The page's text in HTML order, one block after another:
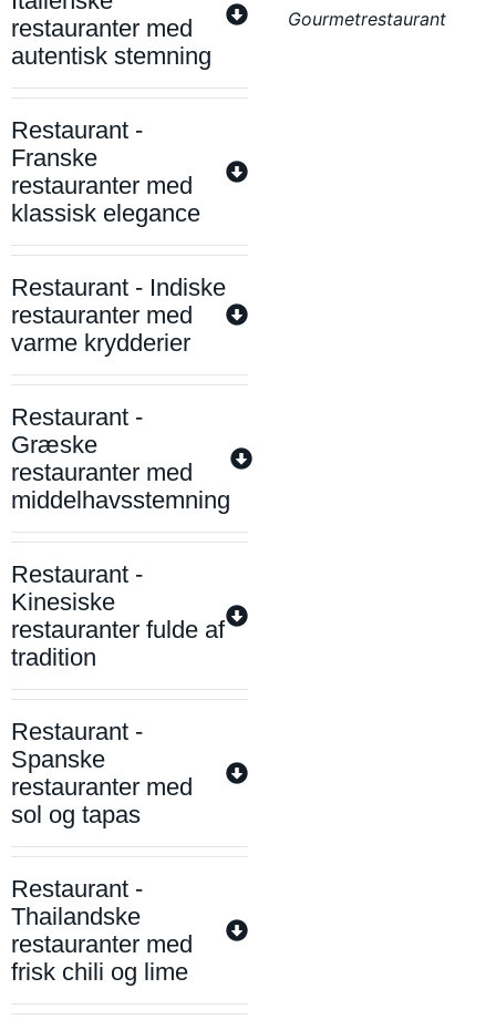
restauranter med
autentisk stemning
Restaurant -
Franske
restauranter med
klassisk elegance
Restaurant - Indiske
restauranter med
varme krydderier
Restaurant -
Græske
restauranter med
middelhavsstemning
Restaurant -
Kinesiske
restauranter fulde af
tradition
Restaurant -
Spanske
restauranter med
sol og tapas
Restaurant -
Thailandske
restauranter med
frisk chili og lime
Gourmetrestaurant